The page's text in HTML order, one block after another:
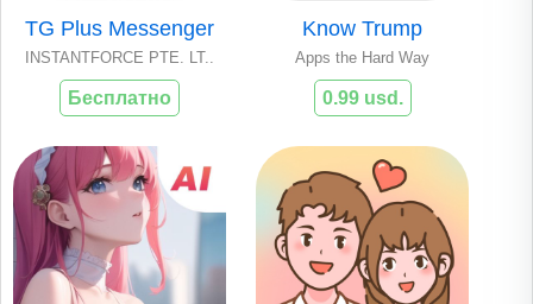
TG Plus Messenger
INSTANTFORCE PTE. LT..
Бесплатно
Know Trump
Apps the Hard Way
0.99 usd.